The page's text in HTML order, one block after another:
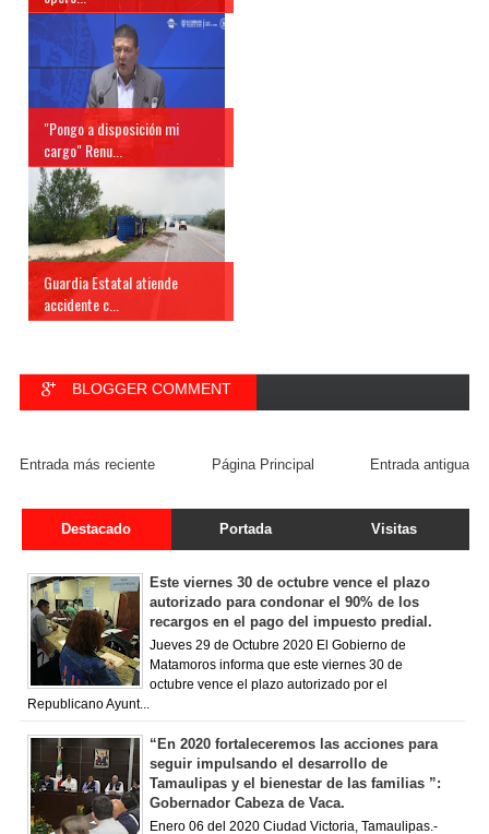
"Pongo a disposición mi
cargo" Renu...
Guardia Estatal atiende
accidente c...
BLOGGER COMMENT
Entrada más reciente Entrada antigua
Página Principal
Destacado Portada Visitas
Este viernes 30 de octubre vence el plazo
autorizado para condonar el 90% de los
recargos en el pago del impuesto predial.
Jueves 29 de Octubre 2020 El Gobierno de
Matamoros informa que este viernes 30 de
octubre vence el plazo autorizado por el
Republicano Ayunt...
“En 2020 fortaleceremos las acciones para
seguir impulsando el desarrollo de
Tamaulipas y el bienestar de las familias ”:
Gobernador Cabeza de Vaca.
Enero 06 del 2020 Ciudad Victoria, Tamaulipas.-